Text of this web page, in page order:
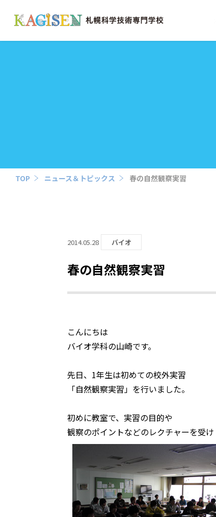
TOP ニュース＆トピックス 春の自然観察実習
2014.05.28 バイオ
春の自然観察実習
こんにちは
バイオ学科の山崎です。
先日、1年生は初めての校外実習
「自然観察実習」を行いました。
初めに教室で、実習の目的や
観察のポイントなどのレクチャーを受け